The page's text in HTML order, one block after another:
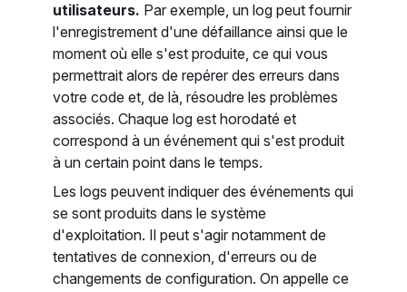
utilisateurs. Par exemple, un log peut fournir
l'enregistrement d'une défaillance ainsi que le
moment où elle s'est produite, ce qui vous
permettrait alors de repérer des erreurs dans
votre code et, de là, résoudre les problèmes
associés. Chaque log est horodaté et
correspond à un événement qui s'est produit
à un certain point dans le temps.
Les logs peuvent indiquer des événements qui
se sont produits dans le système
d'exploitation. Il peut s'agir notamment de
tentatives de connexion, d'erreurs ou de
changements de configuration. On appelle ce